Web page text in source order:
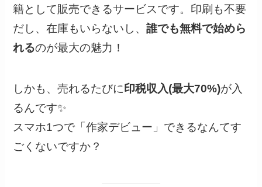
籍として販売できるサービスです。印刷も不要
だし、在庫もいらないし、誰でも無料で始めら
れるのが最大の魅力！
しかも、売れるたびに印税収入(最大70%)が入
るんです✨
スマホ1つで「作家デビュー」できるなんてす
ごくないですか？